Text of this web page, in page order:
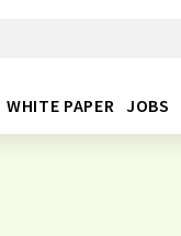
WHITE PAPER JOBS